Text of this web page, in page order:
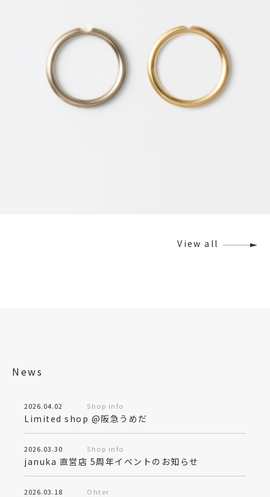
View all
News
2026.04.02 Shop info
Limited shop @阪急うめだ
2026.03.30 Shop info
januka 直営店 5周年イベントのお知らせ
2026.03.18 Ohter